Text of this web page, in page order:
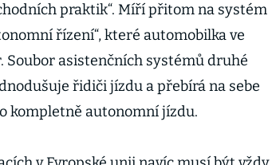
praktik“. Míří přitom na systém
řízení“, které automobilka ve
Soubor asistenčních systémů druhé
řidiči jízdu a přebírá na sebe
kompletně autonomní jízdu.